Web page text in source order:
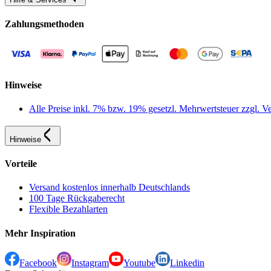
Zahlungsmethoden
Hinweise
Alle Preise inkl. 7% bzw. 19% gesetzl. Mehrwertsteuer zzgl.
Hinweise
Vorteile
Versand kostenlos innerhalb Deutschlands
100 Tage Rückgaberecht
Flexible Bezahlarten
Mehr Inspiration
Facebook Instagram Youtube
Linkedin